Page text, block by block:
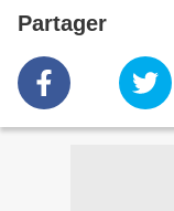
Partager